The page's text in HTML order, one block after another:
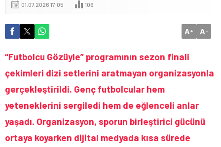
01.07.2026 17:05 106
A+ A-
“Futbolcu Gözüyle” programının sezon finali
çekimleri dizi setlerini aratmayan organizasyonla
gerçekleştirildi. Genç futbolcular hem
yeteneklerini sergiledi hem de eğlenceli anlar
yaşadı. Organizasyon, sporun birleştirici gücünü
ortaya koyarken dijital medyada kısa sürede